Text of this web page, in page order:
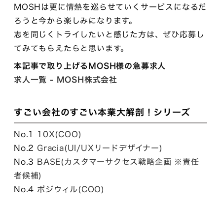
MOSHは更に情熱を巡らせていくサービスになるだ
ろうと今から楽しみになります。
志を同じくトライしたいと感じた方は、ぜひ応募し
てみてもらえたらと思います。
本記事で取り上げるMOSH様の急募求人
求人一覧 - MOSH株式会社
すごい会社のすごい本業大解剖！シリーズ
No.1 10X(COO)
No.2 Gracia(UI/UXリードデザイナー)
No.3 BASE(カスタマーサクセス戦略企画 ※責任
者候補)
No.4 ポジウィル(COO)